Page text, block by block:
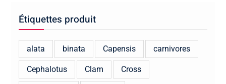
Étiquettes produit
alata binata Capensis carnivores
Cephalotus Clam Cross